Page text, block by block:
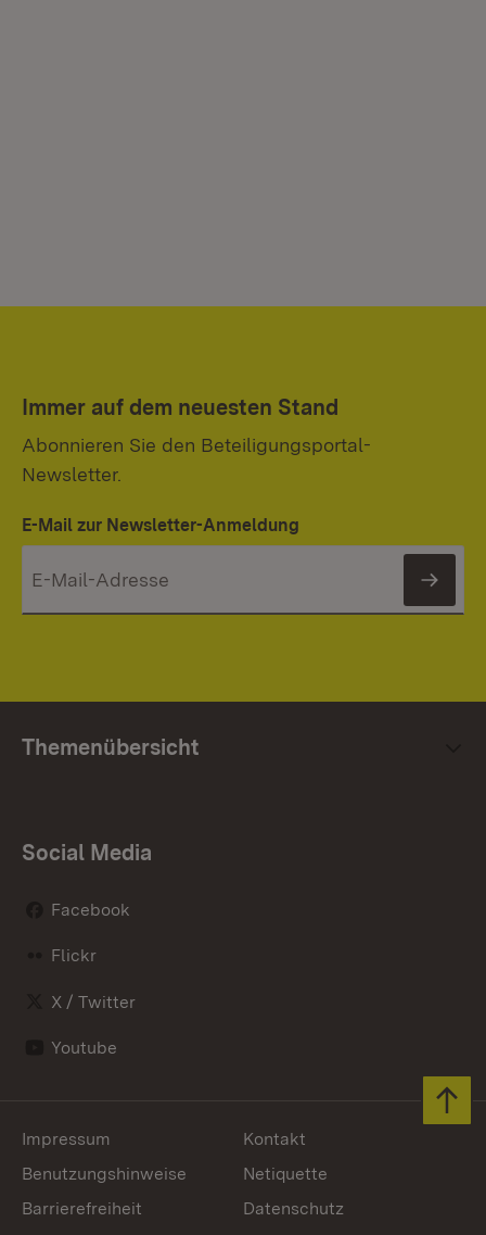
Immer auf dem neuesten Stand
Abonnieren Sie den Beteiligungsportal-
Newsletter.
E-Mail zur Newsletter-Anmeldung
Themenübersicht
Social Media
Facebook
Flickr
X / Twitter
Youtube
Impressum
Kontakt
Benutzungshinweise
Netiquette
Barrierefreiheit
Datenschutz